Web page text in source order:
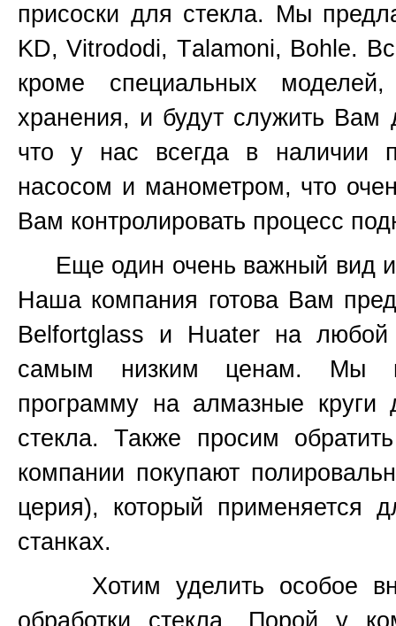
присоски для стекла. Мы
KD, Vitrododi, Talamoni, Bohle.
кроме специальных
хранения, и будут служить Вам
что у нас всегда в наличии
насосом и манометром, что
Вам контролировать процесс
Еще один очень важный вид
Наша компания готова Вам
Belfortglass и Huater на
самым низким ценам. Мы
программу на алмазные круги
стекла. Также просим
компании покупают
церия), который применяется
станках.
Хотим уделить особое
обработки стекла. Порой у